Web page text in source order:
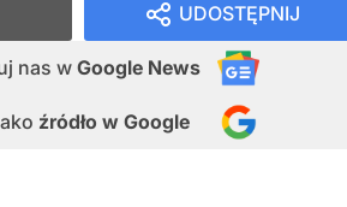
UDOSTĘPNIJ
nas w Google News
źródło w Google